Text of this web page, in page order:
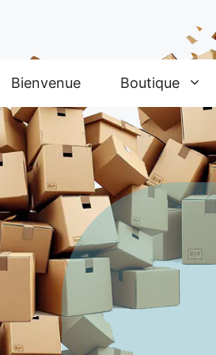
Bienvenue Boutique